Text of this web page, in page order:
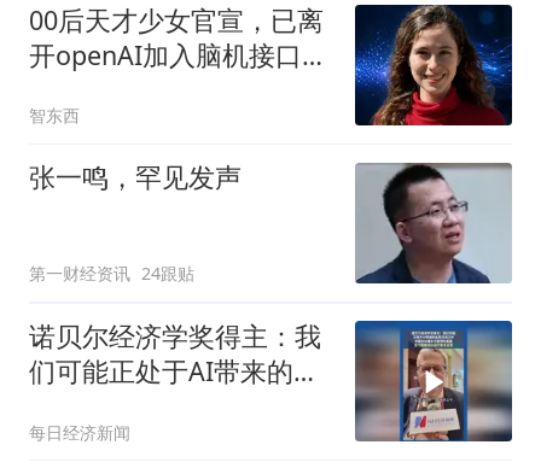
00后天才少女官宣，已离
开openAI加入脑机接口创
智东西
张一鸣，罕见发声
第一财经资讯 24跟贴
诺贝尔经济学奖得主：我
们可能正处于AI带来的金
每日经济新闻